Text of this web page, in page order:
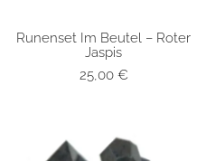
SCHNELLANSICHT
Runenset Im Beutel – Roter
Jaspis
25,00 €